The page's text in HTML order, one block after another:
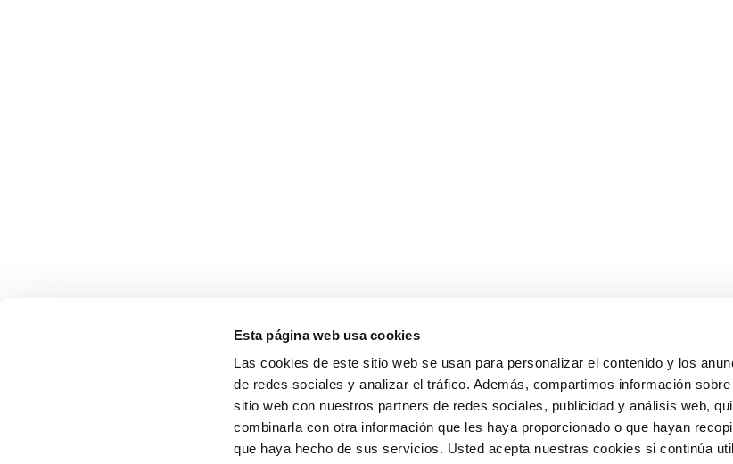
Esta página web usa cookies
Las cookies de este sitio web se usan para personalizar el contenido y los
de redes sociales y analizar el tráfico. Además, compartimos información
sitio web con nuestros partners de redes sociales, publicidad y análisis web,
combinarla con otra información que les haya proporcionado o que hayan
que haya hecho de sus servicios. Usted acepta nuestras cookies si continúa